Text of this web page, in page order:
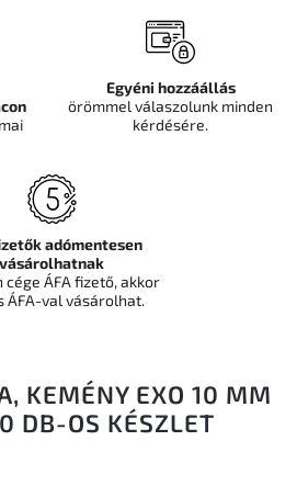
KEMÉNY EXO 10 MM
DB-OS KÉSZLET
Egyéni hozzáállás
örömmel válaszolunk minden
kérdésére.
adómentesen
vásárolhatnak
cége ÁFA fizető, akkor
ÁFA-val vásárolhat.